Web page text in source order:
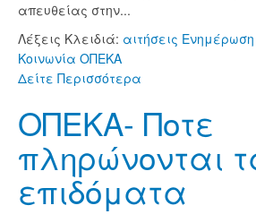
απευθείας στην...
Λέξεις Κλειδιά: αιτήσεις Ενημέρωση
Κοινωνία ΟΠΕΚΑ
Δείτε Περισσότερα
ΟΠΕΚΑ- Ποτε
πληρώνονται
επιδόματα